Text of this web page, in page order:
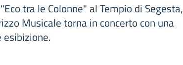
tra le Colonne" al Tempio di Segesta,
Musicale torna in concerto con una